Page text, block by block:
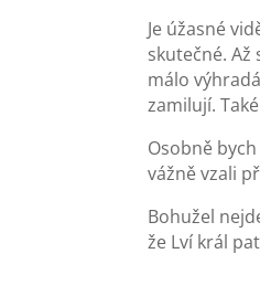
Je úžasné
skutečné.
málo
zamilují.
Osobně
vážně vzali
Bohužel
že Lví král